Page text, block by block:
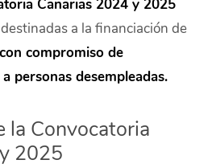
Canarias 2024 y 2025
a la financiación de
con compromiso de
personas desempleadas.
la Convocatoria
2025